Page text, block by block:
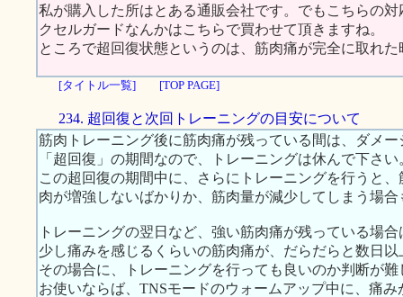
私が購入した所はとある通販会社です。でもこちらの
クセルガードなんかはこちらで買わせて頂きますね。
ところで超回復状態というのは、筋肉痛が完全に取れ
[タイトル一覧] [TOP PAGE]
234. 超回復と次回トレーニングの目安について
筋肉トレーニング後に筋肉痛が残っている間は、ダメ
「超回復」の期間なので、トレーニングは休んで下さい
この超回復の期間中に、さらにトレーニングを行うと
肉が増強しないばかりか、筋肉量が減少してしまう場
トレーニングの翌日など、強い筋肉痛が残っている場
少し痛みを感じるくらいの筋肉痛が、だらだらと数日
その場合に、トレーニングを行っても良いのか判断が
お使いならば、TNSモードのウォームアップ中に、痛